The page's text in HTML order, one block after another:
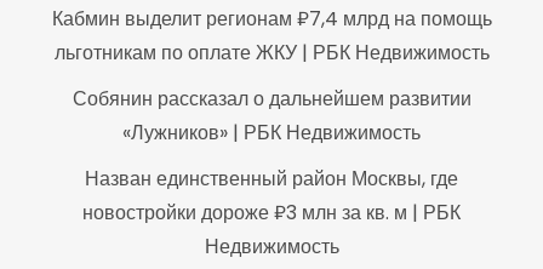
Кабмин выделит регионам ₽7,4 млрд на помощь
льготникам по оплате ЖКУ | РБК Недвижимость
Собянин рассказал о дальнейшем развитии
«Лужников» | РБК Недвижимость
Назван единственный район Москвы, где
новостройки дороже ₽3 млн за кв. м | РБК
Недвижимость